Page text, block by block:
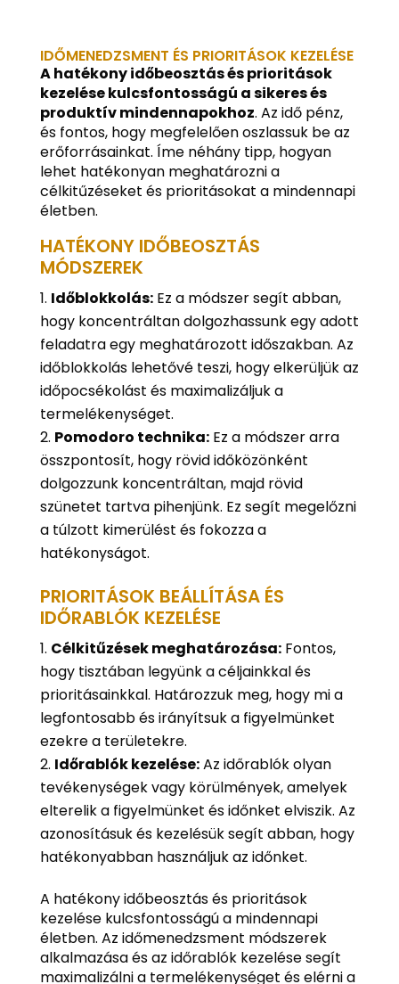
IDŐMENEDZSMENT ÉS PRIORITÁSOK KEZELÉSE
A hatékony időbeosztás és prioritások
kezelése kulcsfontosságú a sikeres és
produktív mindennapokhoz. Az idő pénz,
és fontos, hogy megfelelően oszlassuk be az
erőforrásainkat. Íme néhány tipp, hogyan
lehet hatékonyan meghatározni a
célkitűzéseket és prioritásokat a mindennapi
életben.
HATÉKONY IDŐBEOSZTÁS
MÓDSZEREK
Időblokkolás:Ez a módszer segít abban,
hogy koncentráltan dolgozhassunk egy adott
feladatra egy meghatározott időszakban. Az
időblokkolás lehetővé teszi, hogy elkerüljük az
időpocsékolást és maximalizáljuk a
termelékenységet.
Pomodoro technika:Ez a módszer arra
összpontosít, hogy rövid időközönként
dolgozzunk koncentráltan, majd rövid
szünetet tartva pihenjünk. Ez segít megelőzni
a túlzott kimerülést és fokozza a
hatékonyságot.
PRIORITÁSOK BEÁLLÍTÁSA ÉS
IDŐRABLÓK KEZELÉSE
Célkitűzések meghatározása:Fontos,
hogy tisztában legyünk a céljainkkal és
prioritásainkkal. Határozzuk meg, hogy mi a
legfontosabb és irányítsuk a figyelmünket
ezekre a területekre.
Időrablók kezelése:Az időrablók olyan
tevékenységek vagy körülmények, amelyek
elterelik a figyelmünket és időnket elviszik. Az
azonosításuk és kezelésük segít abban, hogy
hatékonyabban használjuk az időnket.
A hatékony időbeosztás és prioritások
kezelése kulcsfontosságú a mindennapi
életben. Az időmenedzsment módszerek
alkalmazása és az időrablók kezelése segít
maximalizálni a termelékenységet és elérni a